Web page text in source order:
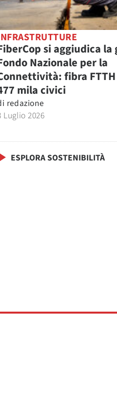
si aggiudica la
Nazionale per la
fibra
mila civici
redazione
Luglio 2026
ESPLORA SOSTENIBILITÀ